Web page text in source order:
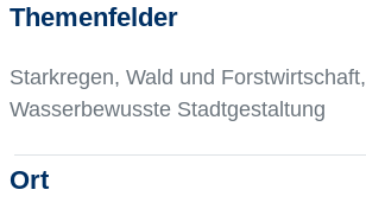
Themenfelder
Starkregen, Wald und Forstwirtschaft,
Wasserbewusste Stadtgestaltung
Ort